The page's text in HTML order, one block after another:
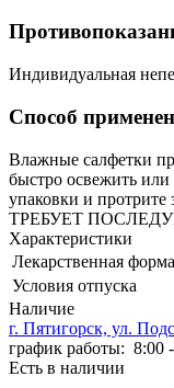
Индивидуальная
Способ
Влажные салфетки
быстро освежить или
упаковки и протрите
ТРЕБУЕТ
Характеристики
Лекарственная форма
Условия отпуска
Наличие
г. Пятигорск, ул.
график работы: 8:00
Есть в наличии